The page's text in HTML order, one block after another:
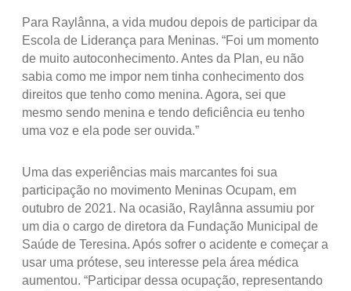
Para Raylânna, a vida mudou depois de participar da
Escola de Liderança para Meninas. “Foi um momento
de muito autoconhecimento. Antes da Plan, eu não
sabia como me impor nem tinha conhecimento dos
direitos que tenho como menina. Agora, sei que
mesmo sendo menina e tendo deficiência eu tenho
uma voz e ela pode ser ouvida.”
Uma das experiências mais marcantes foi sua
participação no movimento Meninas Ocupam, em
outubro de 2021. Na ocasião, Raylânna assumiu por
um dia o cargo de diretora da Fundação Municipal de
Saúde de Teresina. Após sofrer o acidente e começar a
usar uma prótese, seu interesse pela área médica
aumentou. “Participar dessa ocupação, representando